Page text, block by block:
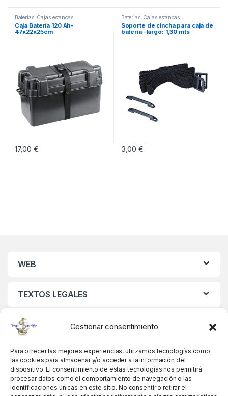
Gestionar consentimiento
Para ofrecer las mejores experiencias, utilizamos tecnologías como
las cookies para almacenar y/o acceder a la información del
dispositivo. El consentimiento de estas tecnologías nos permitirá
procesar datos como el comportamiento de navegación o las
identificaciones únicas en este sitio. No consentir o retirar el
Baterias: Cajas estancas
Caja Batería 120 Ah-
47x22x25cm
17,00 €
Baterias: Cajas estancas
Soporte de cincha para caja de
batería -largo: 1,30 mts
3,00€
WEB
TEXTOS LEGALES
MIS DATOS